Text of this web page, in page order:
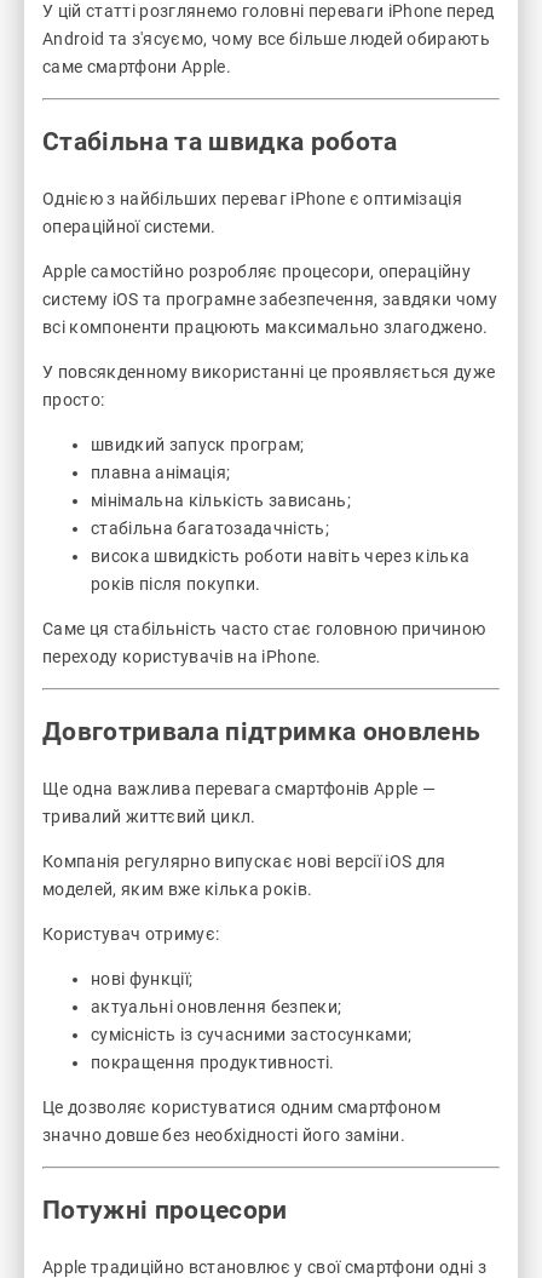
У цій статті розглянемо головні переваги iPhone перед
Android та з'ясуємо, чому все більше людей обирають
саме смартфони Apple.
Стабільна та швидка робота
Однією з найбільших переваг iPhone є оптимізація
операційної системи.
Apple самостійно розробляє процесори, операційну
систему iOS та програмне забезпечення, завдяки чому
всі компоненти працюють максимально злагоджено.
У повсякденному використанні це проявляється дуже
просто:
швидкий запуск програм;
плавна анімація;
мінімальна кількість зависань;
стабільна багатозадачність;
висока швидкість роботи навіть через кілька
років після покупки.
Саме ця стабільність часто стає головною причиною
переходу користувачів на iPhone.
Довготривала підтримка оновлень
Ще одна важлива перевага смартфонів Apple —
тривалий життєвий цикл.
Компанія регулярно випускає нові версії iOS для
моделей, яким вже кілька років.
Користувач отримує:
нові функції;
актуальні оновлення безпеки;
сумісність із сучасними застосунками;
покращення продуктивності.
Це дозволяє користуватися одним смартфоном
значно довше без необхідності його заміни.
Потужні процесори
Apple традиційно встановлює у свої смартфони одні з